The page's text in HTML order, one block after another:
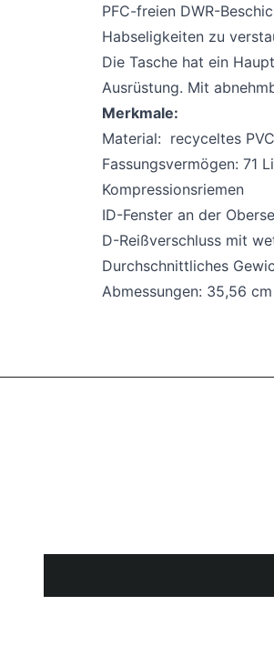
PFC-freien DWR-
Habseligkeiten zu
Die Tasche hat ein
Ausrüstung. Mit
Merkmale:
Material: recyceltes
Fassungsvermögen: 71
Kompressionsriemen
ID-Fenster an der
D-Reißverschluss mit
Durchschnittliches
Abmessungen: 35,56